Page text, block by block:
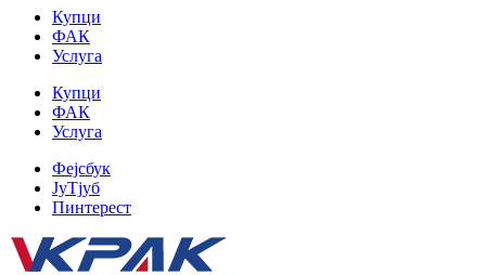
Купци
ФАК
Услуга
Купци
ФАК
Услуга
Фејсбук
ЈуТјуб
Пинтерест